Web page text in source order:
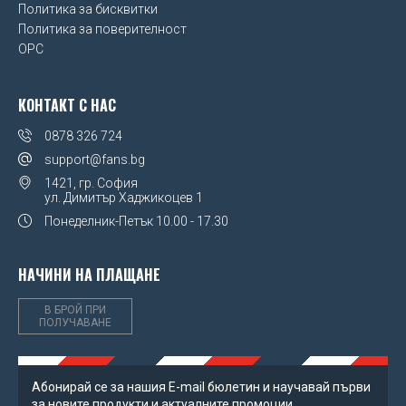
Политика за бисквитки
Политика за поверителност
OPC
НАЧИНИ НА ПЛАЩАНЕ
В БРОЙ ПРИ
ПОЛУЧАВАНЕ
КОНТАКТ С НАС
0878 326 724
support@fans.bg
1421, гр. София
ул. Димитър Хаджикоцев 1
Понеделник-Петък 10.00 - 17.30
Абонирай се за нашия Е-mail бюлетин и научавай първи